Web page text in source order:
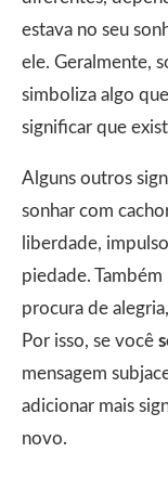
estava no seu
ele. Geralmente,
simboliza algo
significar que
Alguns outros
sonhar com
liberdade,
piedade.
procura de
Por isso, se você
mensagem
adicionar mais
novo.